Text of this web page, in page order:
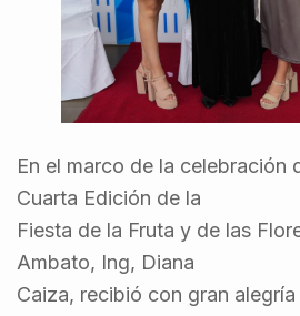
En el marco de la celebración
Cuarta Edición de la
Fiesta de la Fruta y de las
Ambato, Ing, Diana
Caiza, recibió con gran